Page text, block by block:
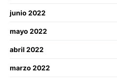
junio 2022
mayo 2022
abril 2022
marzo 2022